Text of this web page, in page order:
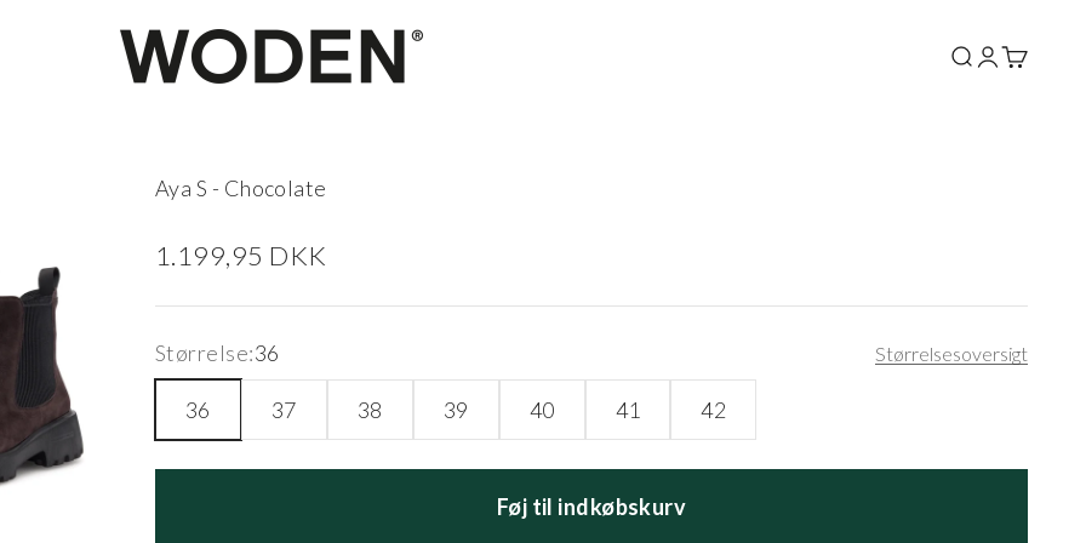
woden.dk
SøgLog ind
Kurv
Aya S - Chocolate
Salgspris
1.199,95 DKK
Størrelse:36 Størrelsesoversigt
36 37 38 39 40 41 42
Føj til indkøbskurv